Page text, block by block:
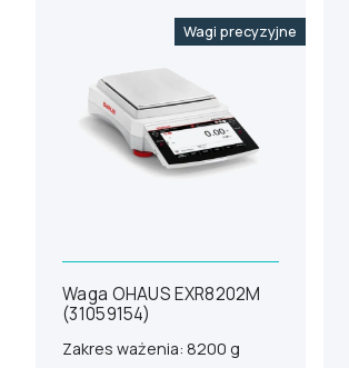
Wagi precyzyjne
Waga OHAUS EXR8202M
(31059154)
Zakres ważenia: 8200 g